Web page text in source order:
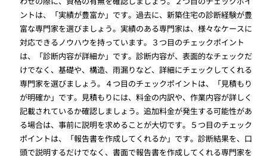
ントは、「実績が豊富か」です。過去に、新築住宅の診断経験が豊
富な専門家を選びましょう。実績のある専門家は、様々なケースに
対応できるノウハウを持っています。３つ目のチェックポイント
は、「診断内容が詳細か」です。診断内容が、表面的なチェックだ
けでなく、基礎や、構造、雨漏りなど、詳細にチェックしてくれる
専門家を選びましょう。４つ目のチェックポイントは、「見積もり
が明確か」です。見積もりには、料金の内訳や、作業内容が詳しく
記載されているか確認しましょう。追加料金が発生する可能性があ
る場合は、事前に説明を求めることが大切です。５つ目のチェック
ポイントは、「報告書を作成してくれるか」です。診断結果を、口
頭で説明するだけでなく、書面で報告書を作成してくれる専門家を